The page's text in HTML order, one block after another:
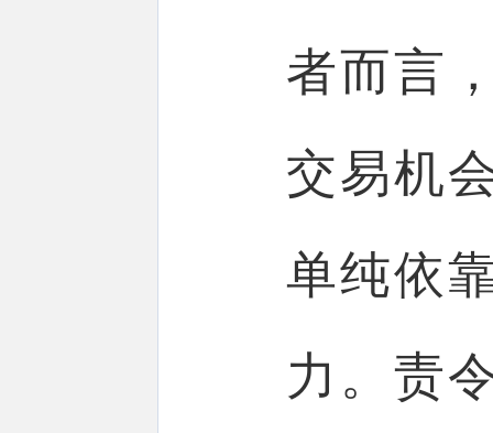
者而言
交易机
单纯依
力。责